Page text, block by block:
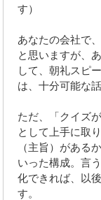
す）
あなたの会社で
と思いますが、
して、朝礼スピ
は、十分可能な
ただ、「クイズ
として上手に取
（主旨）がある
いった構成。言
化できれば、以
す。